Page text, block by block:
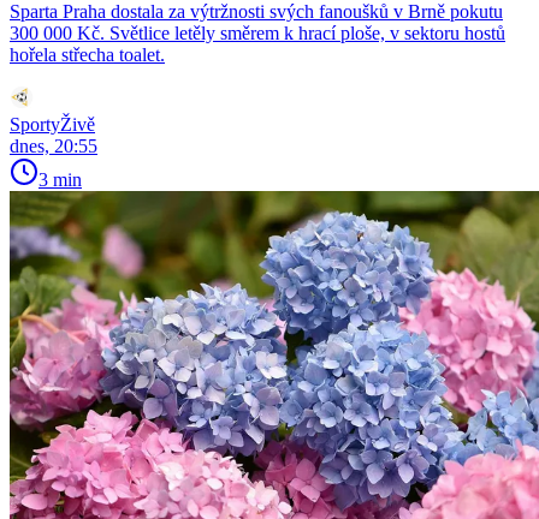
Sparta Praha dostala za výtržnosti svých fanoušků v Brně pokutu
300 000 Kč. Světlice letěly směrem k hrací ploše, v sektoru hostů
hořela střecha toalet.
SportyŽivě
dnes, 20:55
3 min